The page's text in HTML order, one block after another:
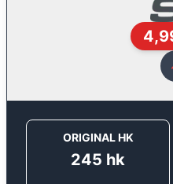
ORIGINAL HK
245 hk